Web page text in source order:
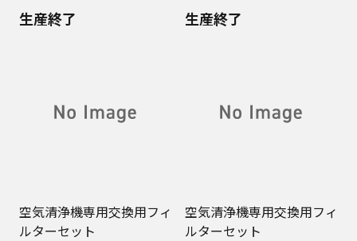
生産終了
空気清浄機専用交換用フィ
ルターセット
生産終了
空気清浄機専用交換用フィ
ルターセット